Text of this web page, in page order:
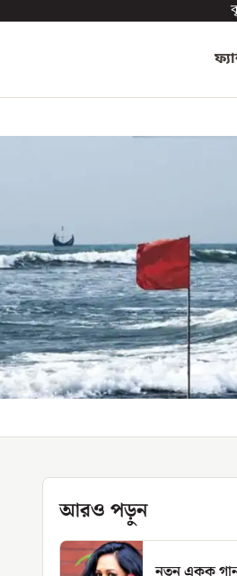
আরও পড়ুন